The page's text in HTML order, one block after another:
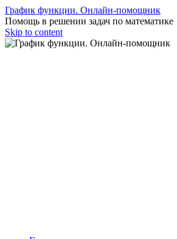
График функции. Онлайн-помощник
Помощь в решении задач по математике
Skip to content